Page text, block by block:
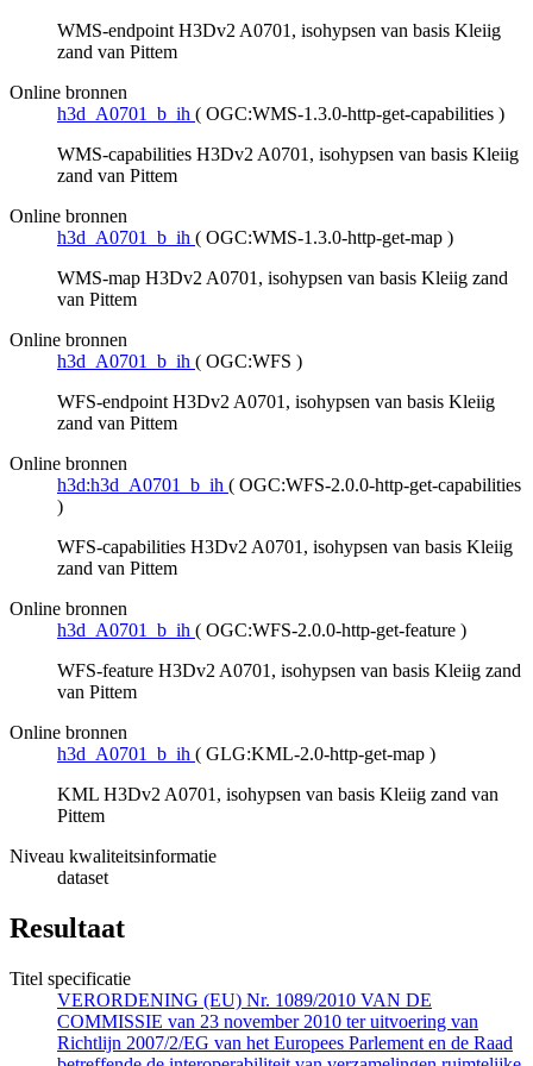
WMS-endpoint H3Dv2 A0701, isohypsen van basis Kleiig
zand van Pittem
Online bronnen
h3d_A0701_b_ih ( OGC:WMS-1.3.0-http-get-capabilities )
WMS-capabilities H3Dv2 A0701, isohypsen van basis Kleiig
zand van Pittem
Online bronnen
h3d_A0701_b_ih ( OGC:WMS-1.3.0-http-get-map )
WMS-map H3Dv2 A0701, isohypsen van basis Kleiig zand
van Pittem
Online bronnen
h3d_A0701_b_ih ( OGC:WFS )
WFS-endpoint H3Dv2 A0701, isohypsen van basis Kleiig
zand van Pittem
Online bronnen
h3d:h3d_A0701_b_ih ( OGC:WFS-2.0.0-http-get-capabilities
)
WFS-capabilities H3Dv2 A0701, isohypsen van basis Kleiig
zand van Pittem
Online bronnen
h3d_A0701_b_ih ( OGC:WFS-2.0.0-http-get-feature )
WFS-feature H3Dv2 A0701, isohypsen van basis Kleiig zand
van Pittem
Online bronnen
h3d_A0701_b_ih ( GLG:KML-2.0-http-get-map )
KML H3Dv2 A0701, isohypsen van basis Kleiig zand van
Pittem
Niveau kwaliteitsinformatie
dataset
Resultaat
Titel specificatie
VERORDENING (EU) Nr. 1089/2010 VAN DE
COMMISSIE van 23 november 2010 ter uitvoering van
Richtlijn 2007/2/EG van het Europees Parlement en de Raad